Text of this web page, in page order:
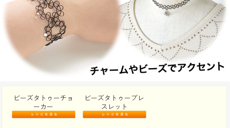
ビーズタトゥーチョ
ーカー
ビーズタトゥーブレ
スレット